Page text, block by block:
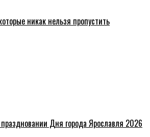
никак нельзя пропустить
Дня города Ярославля 2026